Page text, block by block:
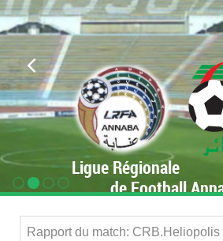
Ligue Régionale
de Football
Rapport du match: